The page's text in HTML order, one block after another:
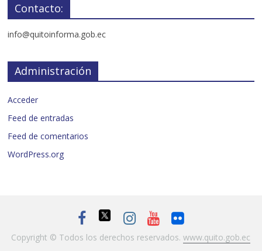
Contacto:
info@quitoinforma.gob.ec
Administración
Acceder
Feed de entradas
Feed de comentarios
WordPress.org
Copyright © Todos los derechos reservados.www.quito.gob.ec